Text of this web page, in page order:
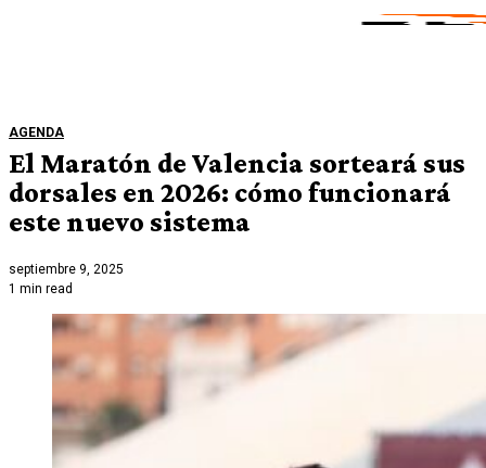
AGENDA
El Maratón de Valencia sorteará sus
dorsales en 2026: cómo funcionará
este nuevo sistema
septiembre 9, 2025
1 min read